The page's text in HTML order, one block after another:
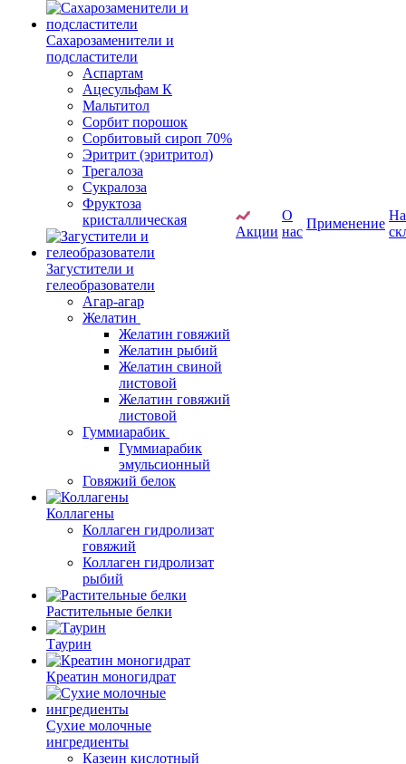
Сахарозаменители и
подсластители
Аспартам
Ацесульфам К
Мальтитол
Сорбит порошок
Сорбитовый сироп 70%
Эритрит (эритритол)
Трегалоза
Сукралоза
Фруктоза
кристаллическая
Загустители и
гелеобразователи
Агар-агар
Желатин
Желатин говяжий
Желатин рыбий
Желатин свиной
листовой
Желатин говяжий
листовой
Гуммиарабик
Гуммиарабик
эмульсионный
Говяжий белок
Коллагены
Коллаген гидролизат
говяжий
Коллаген гидролизат
рыбий
Растительные белки
Таурин
Креатин моногидрат
Сухие молочные
ингредиенты
Казеин кислотный
Акции
О
нас
Применение